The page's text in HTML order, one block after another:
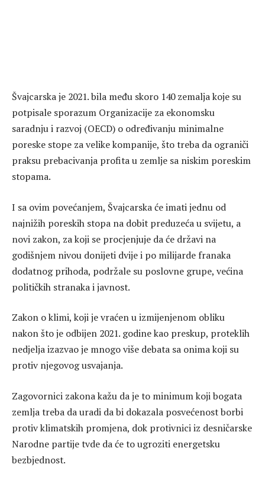
Švajcarska je 2021. bila među skoro 140 zemalja koje su
potpisale sporazum Organizacije za ekonomsku
saradnju i razvoj (OECD) o određivanju minimalne
poreske stope za velike kompanije, što treba da ograniči
praksu prebacivanja profita u zemlje sa niskim poreskim
stopama.
I sa ovim povećanjem, Švajcarska će imati jednu od
najnižih poreskih stopa na dobit preduzeća u svijetu, a
novi zakon, za koji se procjenjuje da će državi na
godišnjem nivou donijeti dvije i po milijarde franaka
dodatnog prihoda, podržale su poslovne grupe, većina
političkih stranaka i javnost.
Zakon o klimi, koji je vraćen u izmijenjenom obliku
nakon što je odbijen 2021. godine kao preskup, proteklih
nedjelja izazvao je mnogo više debata sa onima koji su
protiv njegovog usvajanja.
Zagovornici zakona kažu da je to minimum koji bogata
zemlja treba da uradi da bi dokazala posvećenost borbi
protiv klimatskih promjena, dok protivnici iz desničarske
Narodne partije tvde da će to ugroziti energetsku
bezbjednost.